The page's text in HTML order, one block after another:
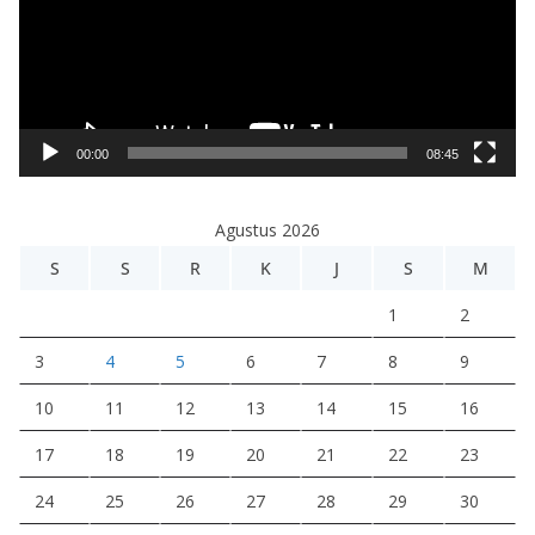
d
00:00 08:45
Agustus 2026
S
S R K J S M
1 2
3 4 5 6 7 8 9
10 11 12 13 14 15 16
17 18 19 20 21 22 23
24 25 26 27 28 29 30